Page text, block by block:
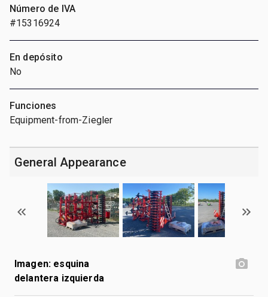
Número de IVA
#15316924
En depósito
No
Funciones
Equipment-from-Ziegler
General Appearance
Imagen: esquina
delantera izquierda